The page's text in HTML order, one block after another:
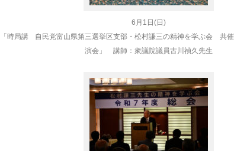
「時局講
6月1日(日)
自民党富山県第三選挙区支部・松村謙三の精神を学ぶ会 共催
演会」 講師：衆議院議員古川禎久先生